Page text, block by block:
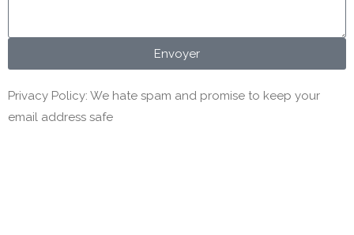
Envoyer
Privacy Policy: We hate spam and promise to keep your
email address safe